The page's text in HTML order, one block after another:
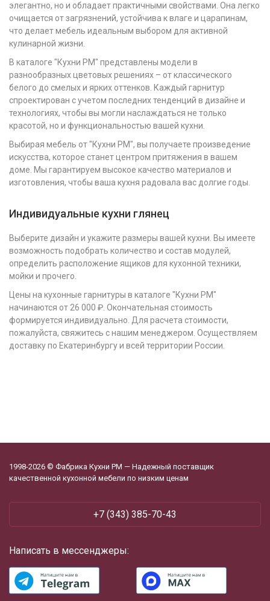
элегантно, но и обладает практичными свойствами. Она легко
очищается от загрязнений, устойчива к влаге и царапинам,
что делает мебель идеальным выбором для активной
кулинарной жизни.
В каталоге "Кухни РМ" представлены модели в
разнообразных цветовых решениях – от классического
белого до смелых и ярких оттенков. Каждый гарнитур
спроектирован с учетом последних тенденций в дизайне и
технологиях, чтобы вы могли наслаждаться не только
красотой, но и функциональностью вашей кухни.
Выбирая мебель от "Кухни РМ", вы получаете произведение
искусства, которое станет центром притяжения в вашем
доме. Мы гарантируем высокое качество материалов и
изготовления, чтобы ваша кухня радовала вас долгие годы.
Индивидуальные кухни глянец
Выберите дизайн и укажите размеры вашей кухни. Вы имеете
возможность подобрать количество и состав модулей,
определить расположение ящиков для кухонной техники,
мойки и прочего.
Цены на кухонные гарнитуры в каталоге "Кухни РМ"
начинаются от 26 000 ₽. Окончательная стоимость
формируется индивидуально. Для расчета стоимости,
пожалуйста, свяжитесь с нашим менеджером. Осуществляем
доставку по Екатеринбургу и всей территории России.
1998-2026 © Фабрика Кухни РМ — Надежный поставщик
качественной кухонной мебели по низким ценам
+7 (343) 385-70-43
Написать в мессенджеры: